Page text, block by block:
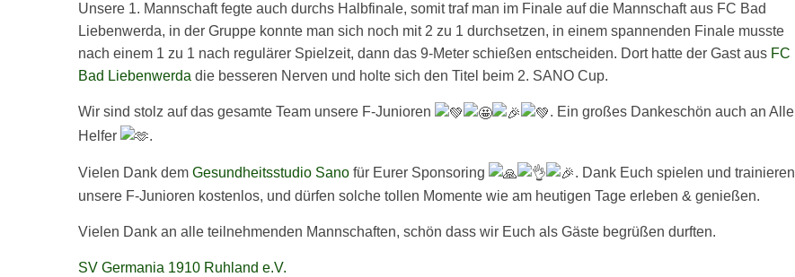
Unsere 1. Mannschaft fegte auch durchs Halbfinale, somit traf man im Finale auf die Mannschaft aus FC Bad
Liebenwerda, in der Gruppe konnte man sich noch mit 2 zu 1 durchsetzen, in einem spannenden Finale musste
nach einem 1 zu 1 nach regulärer Spielzeit, dann das 9-Meter schießen entscheiden. Dort hatte der Gast aus FC
Bad Liebenwerda die besseren Nerven und holte sich den Titel beim 2. SANO Cup.
Wir sind stolz auf das gesamte Team unsere F-Junioren
. Ein großes Dankeschön auch an Alle
Helfer
.
Vielen Dank dem Gesundheitsstudio Sano für Eurer Sponsoring
. Dank Euch spielen und trainieren
unsere F-Junioren kostenlos, und dürfen solche tollen Momente wie am heutigen Tage erleben & genießen.
Vielen Dank an alle teilnehmenden Mannschaften, schön dass wir Euch als Gäste begrüßen durften.
SV Germania 1910 Ruhland e.V.